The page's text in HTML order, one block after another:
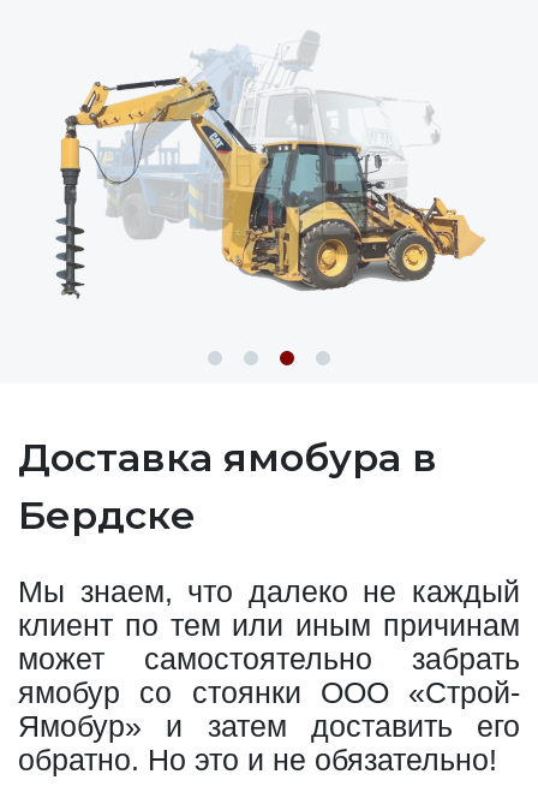
Доставка ямобура в
Бердске
Мы знаем, что далеко не каждый
клиент по тем или иным причинам
может самостоятельно забрать
ямобур со стоянки ООО «Строй-
Ямобур» и затем доставить его
обратно. Но это и не обязательно!